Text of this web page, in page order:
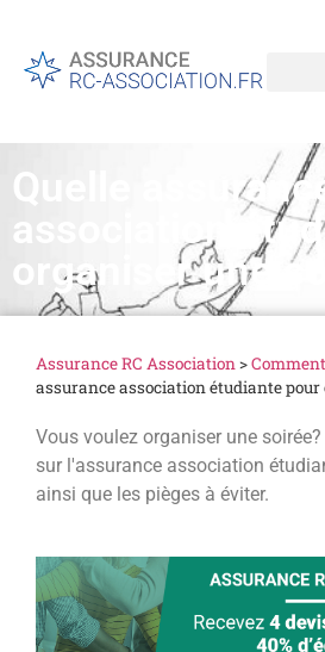
Quelle
association
organiser une
Assurance RC Association>
assurance association étudiante pour
Vous voulez organiser une
sur l'assurance association
ainsi que les pièges à éviter.